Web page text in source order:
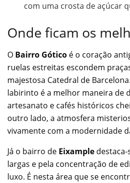
com uma crosta de açúcar
Onde ficam os
O Bairro Gótico é o coração
ruelas estreitas escondem
majestosa Catedral de
labirinto é a melhor maneira de
artesanato e cafés históricos
outro lado, a atmosfera
vivamente com a modernidade
Já o bairro de Eixample destaca-
largas e pela concentração de
luxo. É nesta área que se